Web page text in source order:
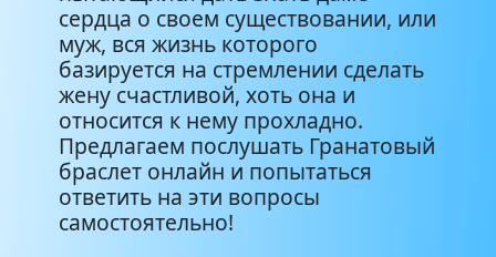
сердца о своем существовании, или
муж, вся жизнь которого
базируется на стремлении сделать
жену счастливой, хоть она и
относится к нему прохладно.
Предлагаем послушать Гранатовый
браслет онлайн и попытаться
ответить на эти вопросы
самостоятельно!